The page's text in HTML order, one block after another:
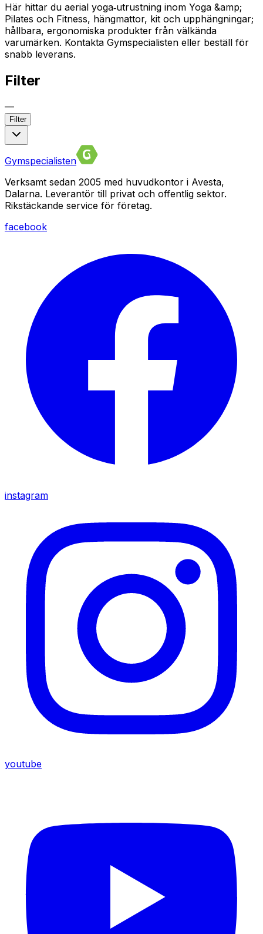
Här hittar du aerial yoga‑utrustning inom Yoga &amp;
Pilates och Fitness, hängmattor, kit och upphängningar;
hållbara, ergonomiska produkter från välkända
varumärken. Kontakta Gymspecialisten eller beställ för
snabb leverans.
Filter
—
Filter
Gymspecialisten
Verksamt sedan 2005 med huvudkontor i Avesta,
Dalarna. Leverantör till privat och offentlig sektor.
Rikstäckande service för företag.
facebook
instagram
youtube